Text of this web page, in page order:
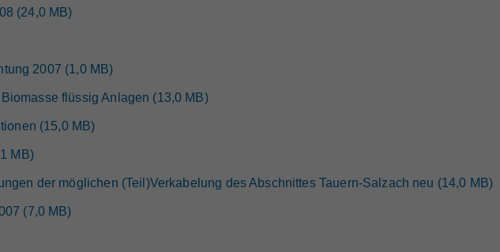
(24,0 MB)
2007 (1,0 MB)
flüssig Anlagen (13,0 MB)
(15,0 MB)
MB)
der möglichen (Teil)Verkabelung des Abschnittes Tauern-Salzach neu (14,0 MB)
(7,0 MB)